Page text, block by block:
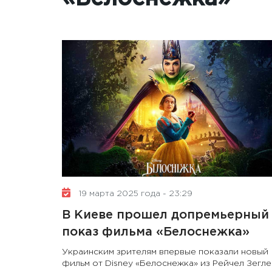
19 марта 2025 года - 23:29
В Киеве прошел допремьерный
показ фильма «Белоснежка»
Украинским зрителям впервые показали новый
фильм от Disney «Белоснежка» из Рейчел